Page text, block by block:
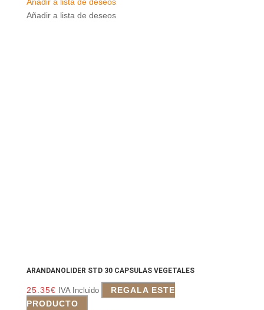
Añadir a lista de deseos
Añadir a lista de deseos
ARANDANOLIDER STD 30 CAPSULAS VEGETALES
25.35€ IVA Incluido
REGALA ESTE
PRODUCTO